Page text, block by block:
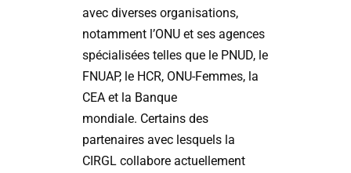
avec diverses organisations,
notamment l’ONU et ses agences
spécialisées telles que le PNUD, le
FNUAP, le HCR, ONU-Femmes, la
CEA et la Banque
mondiale. Certains des
partenaires avec lesquels la
CIRGL collabore actuellement